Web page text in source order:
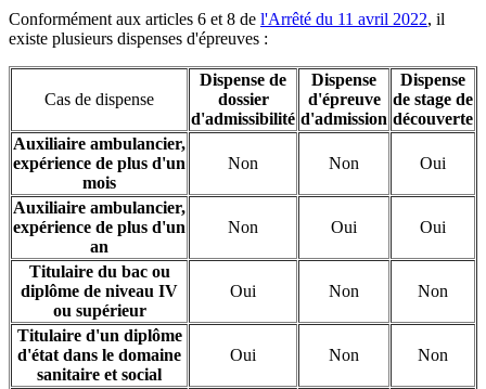
Conformément aux articles 6 et 8 de l'Arrêté du 11 avril 2022, il
existe plusieurs dispenses d'épreuves :
Cas de dispense
Dispense de
dossier
d'admissibilité
Dispense
d'épreuve
d'admission
Dispense
de stage de
découverte
Auxiliaire ambulancier,
expérience de plus d'un
mois
Non Non Oui
Auxiliaire ambulancier,
expérience de plus d'un
an
Non Oui Oui
Titulaire du bac ou
diplôme de niveau IV
ou supérieur
Oui Non Non
Titulaire d'un diplôme
d'état dans le domaine
sanitaire et social
Oui Non Non